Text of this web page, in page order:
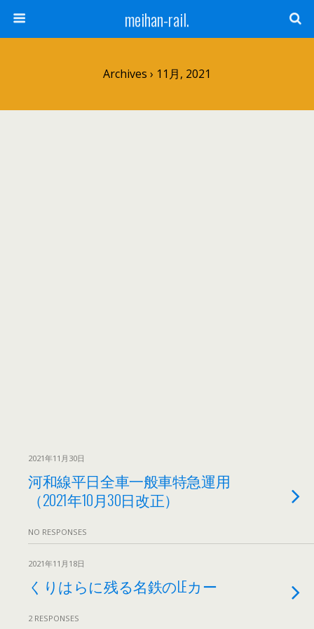
meihan-rail.
Archives › 11月, 2021
2021年11月30日
河和線平日全車一般車特急運用
（2021年10月30日改正）
NO RESPONSES
2021年11月18日
くりはらに残る名鉄のLEカー
2 RESPONSES